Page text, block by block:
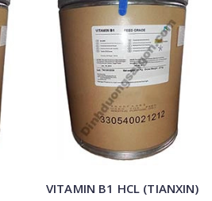
VITAMIN B1 HCL (TIANXIN)